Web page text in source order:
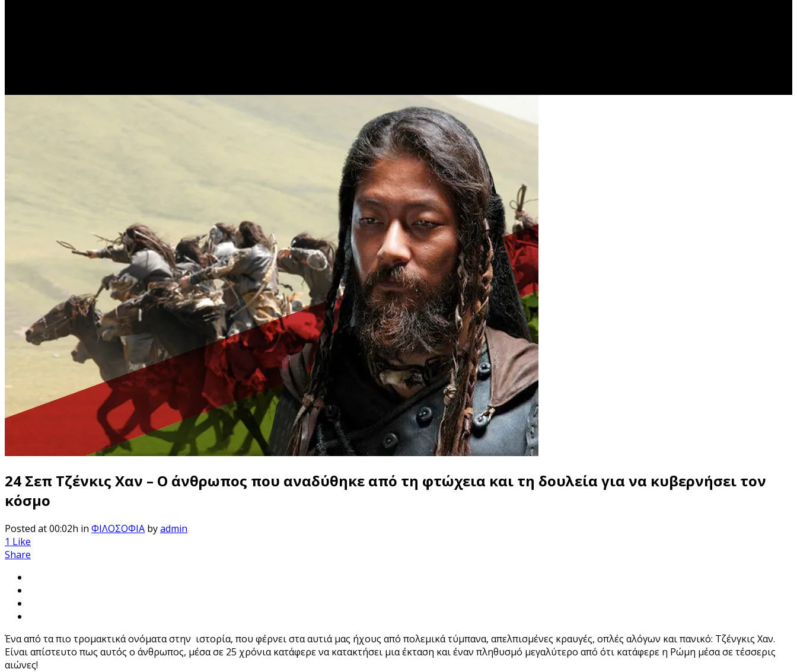
24 Σεπ Τζένκις Χαν – Ο άνθρωπος που αναδύθηκε από τη φτώχεια και τη δουλεία για να κυβερνήσει τον
κόσμο
Posted at 00:02h in ΦΙΛΟΣΟΦΙΑ byadmin
1 Like
Share
Ένα από τα πιο τρομακτικά ονόματα στην ιστορία, που φέρνει στα αυτιά μας ήχους από πολεμικά τύμπανα, απελπισμένες κραυγές, οπλές αλόγων και πανικό: Τζένγκις Χαν.
Είναι απίστευτο πως αυτός ο άνθρωπος, μέσα σε 25 χρόνια κατάφερε να κατακτήσει μια έκταση και έναν πληθυσμό μεγαλύτερο από ότι κατάφερε η Ρώμη μέσα σε τέσσερις
αιώνες!